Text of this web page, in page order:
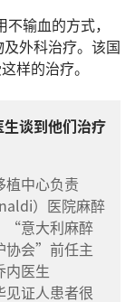
输血的方式，
外科治疗。该国
样的治疗。
谈到他们治疗
植中心负责
）医院麻醉
“意大利麻醉
协会”前任主
医生
证人患者很